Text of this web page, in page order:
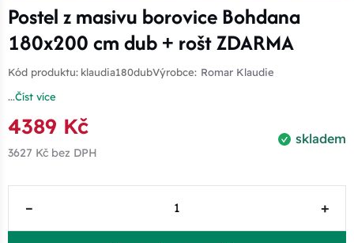
Postel z masivu borovice Bohdana
180x200 cm dub + rošt ZDARMA
Kód produktu: klaudia180dubVýrobce: Romar Klaudie
...Číst více
skladem
4389 Kč
3627 Kč bez DPH
– +